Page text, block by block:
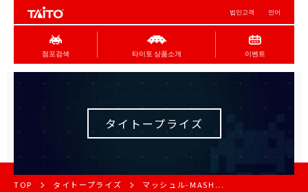
법인고객 언어
점포검색 타이토 상품소개 이벤트
タイトープライズ
TOP タイトープライズ マッシュル-MASH...